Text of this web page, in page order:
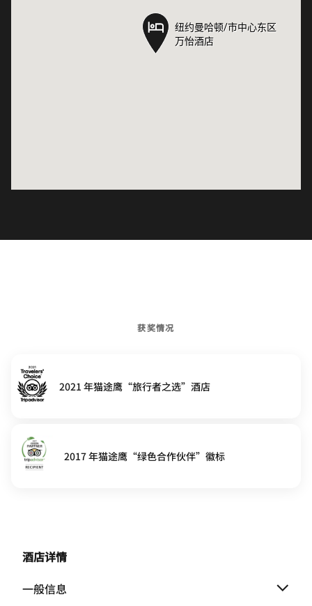
纽约曼哈顿/市中心东区
万怡酒店
纽约曼哈顿/市中心东区
万怡酒店
获奖情况
2021 年猫途鹰“旅行者之选”酒店
2017 年猫途鹰“绿色合作伙伴”徽标
酒店详情
一般信息